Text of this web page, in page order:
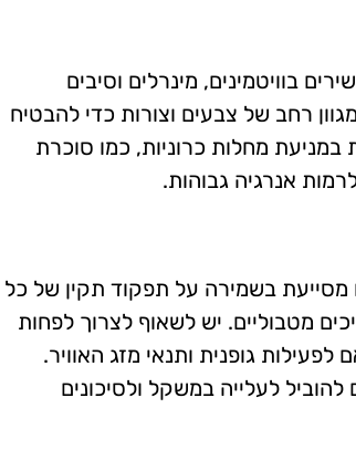
בוויטמינים, מינרלים וסיבים
רחב של צבעים וצורות כדי להבטיח
במניעת מחלות כרוניות, כמו סוכרת
אנרגיה גבוהות.
מסייעת בשמירה על תפקוד תקין של כל
מטבוליים. יש לשאוף לצרוך לפחות
גופנית ותנאי מזג האוויר.
לעלייה במשקל ולסיכונים